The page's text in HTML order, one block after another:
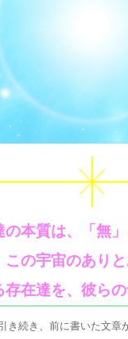
の本質は、「無
この宇宙のあり
存在達を、彼ら
き続き、前に書いた文章